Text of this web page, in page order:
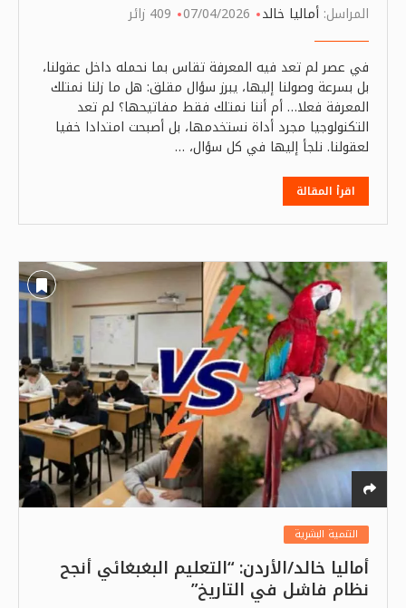
المراسل: أماليا خالد 07/04/2026 409 زائر
في عصر لم تعد فيه المعرفة تقاس بما نحمله داخل عقولنا،
بل بسرعة وصولنا إليها، يبرز سؤال مقلق: هل ما زلنا نمتلك
المعرفة فعلا… أم أننا نمتلك فقط مفاتيحها؟ لم تعد
التكنولوجيا مجرد أداة نستخدمها، بل أصبحت امتدادا خفيا
لعقولنا. نلجأ إليها في كل سؤال، …
اقرأ المقالة
التنمية البشرية
أماليا خالد/الأردن: “التعليم البغبغائي أنجح
نظام فاشل في التاريخ”